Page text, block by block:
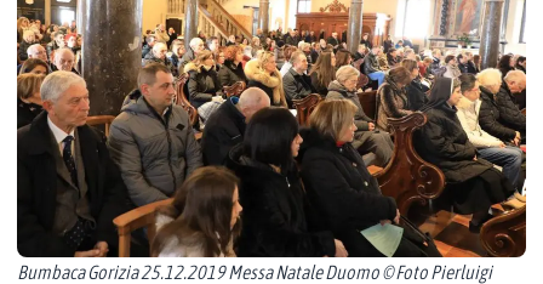
Bumbaca Gorizia 25.12.2019 Messa Natale Duomo © Foto Pierluigi